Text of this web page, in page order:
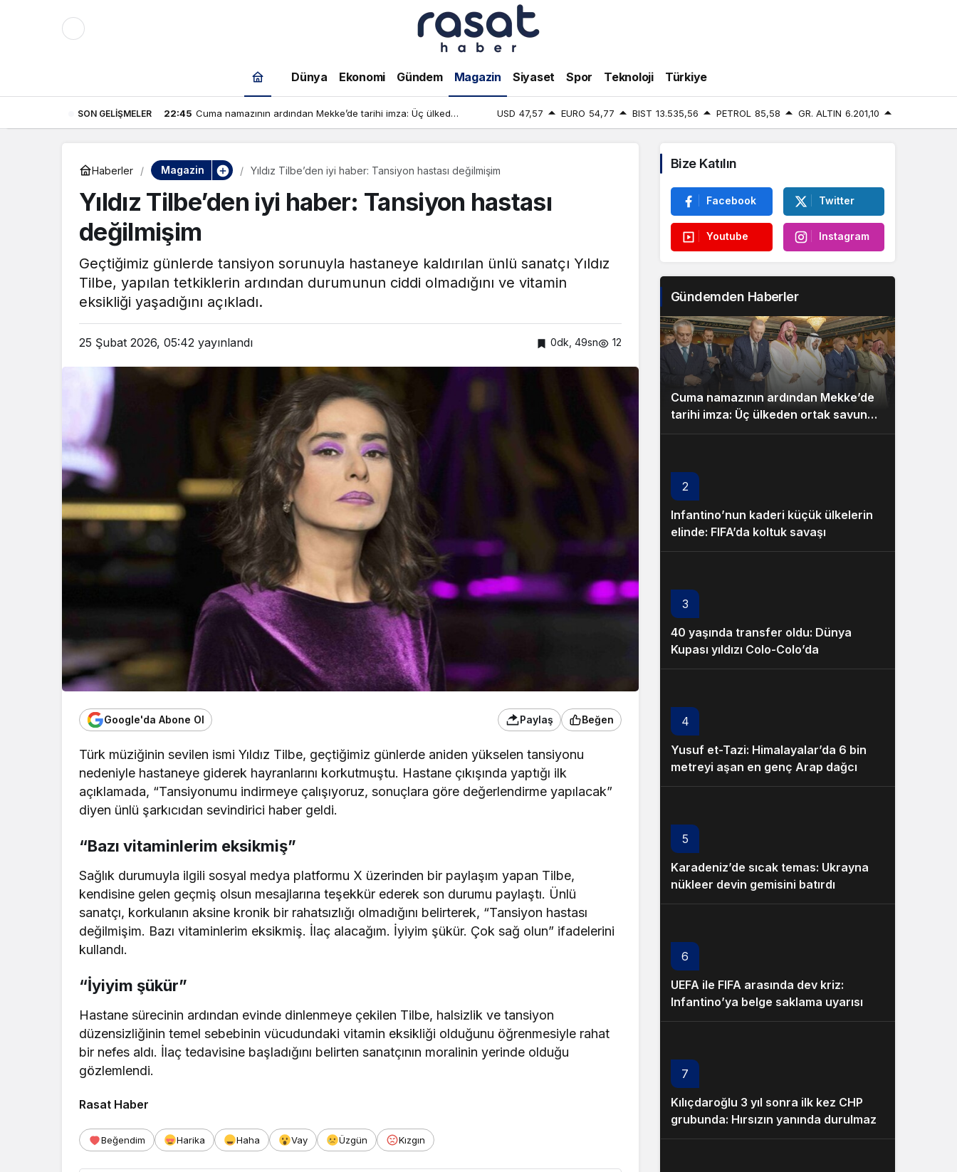
Mod
Dünya Ekonomi Gündem Magazin Siyaset Spor Teknoloji Türkiye
SON GELIŞMELER 10:15 Infantino’nun kaderi küçük ülkelerin elinde: FIFA’da koltuk USD 47,57 EURO 54,77 BIST 13.535,56 PETROL 85,58 GR. ALTIN 6.201,10
Haberler Magazin Yıldız Tilbe’den iyi haber: Tansiyon hastası değilmişim
Yıldız Tilbe’den iyi haber: Tansiyon hastası
değilmişim
Geçtiğimiz günlerde tansiyon sorunuyla hastaneye kaldırılan ünlü sanatçı Yıldız
Tilbe, yapılan tetkiklerin ardından durumunun ciddi olmadığını ve vitamin
eksikliği yaşadığını açıkladı.
25 Şubat 2026, 05:42 yayınlandı 0dk, 49sn 12
Google'da Abone Ol Paylaş Beğen
Türk müziğinin sevilen ismi Yıldız Tilbe, geçtiğimiz günlerde aniden yükselen tansiyonu
nedeniyle hastaneye giderek hayranlarını korkutmuştu. Hastane çıkışında yaptığı ilk
açıklamada, “Tansiyonumu indirmeye çalışıyoruz, sonuçlara göre değerlendirme yapılacak”
diyen ünlü şarkıcıdan sevindirici haber geldi.
“Bazı vitaminlerim eksikmiş”
Sağlık durumuyla ilgili sosyal medya platformu X üzerinden bir paylaşım yapan Tilbe,
kendisine gelen geçmiş olsun mesajlarına teşekkür ederek son durumu paylaştı. Ünlü
sanatçı, korkulanın aksine kronik bir rahatsızlığı olmadığını belirterek, “Tansiyon hastası
değilmişim. Bazı vitaminlerim eksikmiş. İlaç alacağım. İyiyim şükür. Çok sağ olun” ifadelerini
kullandı.
“İyiyim şükür”
Hastane sürecinin ardından evinde dinlenmeye çekilen Tilbe, halsizlik ve tansiyon
düzensizliğinin temel sebebinin vücudundaki vitamin eksikliği olduğunu öğrenmesiyle rahat
bir nefes aldı. İlaç tedavisine başladığını belirten sanatçının moralinin yerinde olduğu
gözlemlendi.
Rasat Haber
Beğendim Harika Haha Vay Üzgün Kızgın
Bize Katılın
Facebook Twitter
Youtube Instagram
Gündemden Haberler
Cuma namazının ardından Mekke’de
tarihi imza: Üç ülkeden ortak savunma
paktı!
2
Infantino’nun kaderi küçük ülkelerin
elinde: FIFA’da koltuk savaşı
3
40 yaşında transfer oldu: Dünya
Kupası yıldızı Colo-Colo’da
4
Yusuf et-Tazi: Himalayalar’da 6 bin
metreyi aşan en genç Arap dağcı
5
Karadeniz’de sıcak temas: Ukrayna
nükleer devin gemisini batırdı
6
UEFA ile FIFA arasında dev kriz:
Infantino’ya belge saklama uyarısı
7
Kılıçdaroğlu 3 yıl sonra ilk kez CHP
grubunda: Hırsızın yanında durulmaz